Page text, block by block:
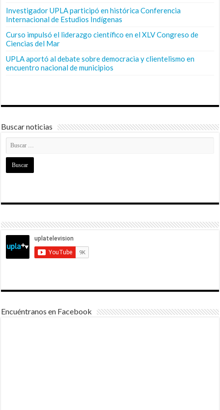
Investigador UPLA participó en histórica Conferencia
Internacional de Estudios Indígenas
Curso impulsó el liderazgo científico en el XLV Congreso de
Ciencias del Mar
UPLA aportó al debate sobre democracia y clientelismo en
encuentro nacional de municipios
Buscar noticias
Encuéntranos en Facebook